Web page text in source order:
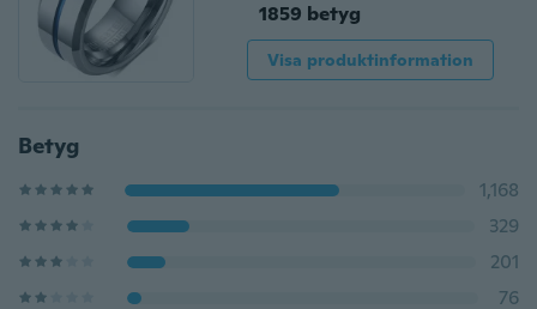
1859 betyg
Visa produktinformation
Betyg
1,168
329
201
76